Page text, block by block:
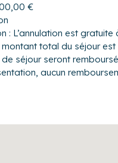
voiture, vous pourrez
de transports, voici
de Stains à environ 2 min
€
: L’annulation est gratuite
total du séjour
séjour seront
aucun